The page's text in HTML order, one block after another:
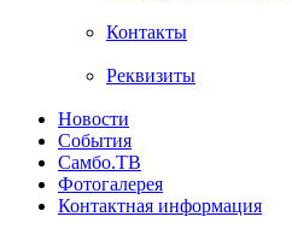
Контакты
Реквизиты
Новости
События
Самбо.ТВ
Фотогалерея
Контактная информация